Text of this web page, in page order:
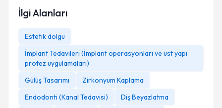
İlgi Alanları
Estetik dolgu
İmplant Tedavileri (İmplant operasyonları ve üst yapı
protez uygulamaları)
Gülüş Tasarımı
Zirkonyum Kaplama
Endodonti (Kanal Tedavisi)
Diş Beyazlatma